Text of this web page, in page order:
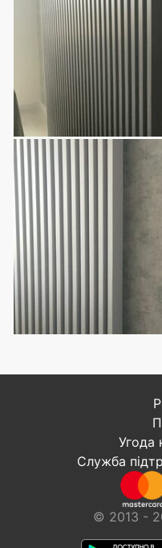
Угода
Служба
© 2013 -